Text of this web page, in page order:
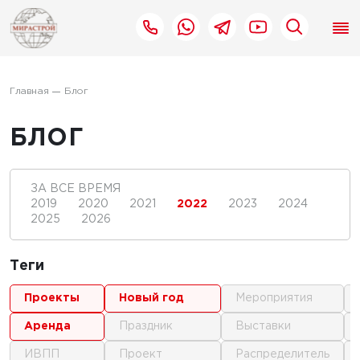
Главная Блог
БЛОГ
ЗА ВСЕ ВРЕМЯ
2019
2020 2021 2022 2023
2024
2025
2026
Теги
проекты
аренда
ИВПП
новый год
праздник
проект
мероприятия
выставки
распределитель